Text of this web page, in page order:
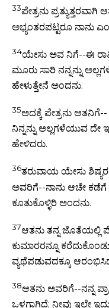
33ಪೇತ್ರನು
ಅಭ್ಯಂತರಪಟ್ಟರೂ ನಾನು
34ಯೇಸು ಅವ ನಿಗೆ--ಈ
ಮೂರು ಸಾರಿ ನನ್ನನ್ನು
ಹೇಳುತ್ತೇನೆ ಅಂದನು.
35ಅದಕ್ಕೆ ಪೇತ್ರನು
ನಿನ್ನನ್ನು ಅಲ್ಲಗಳೆಯುವ ದೇ
ಹೇಳಿದರು.
36ತರುವಾಯ ಯೇಸು ಶಿಷ್ಯರ
ಅವರಿಗೆ--ನಾನು ಆಚೇ ಕಡೆಗೆ
ಕೂತುಕೊಳ್ಳಿರಿ ಅಂದನು.
37ಆತನು ತನ್ನ ಜೊತೆಯಲ್ಲಿ
ಕುಮಾರರನ್ನೂ
ವ್ಯಥೆಪಡುವದಕ್ಕೂ
38ಆತನು ಅವರಿಗೆ--ನನ್ನ
ಒಳಗಾಗಿದೆ; ನೀವು ಇಲ್ಲೇ